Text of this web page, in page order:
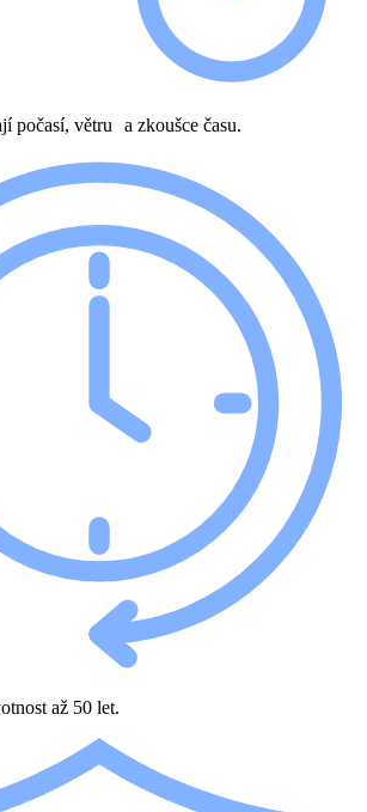
počasí, větru a zkoušce času.
až 50 let.